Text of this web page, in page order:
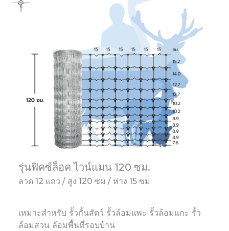
รุ่นฟิคซ์ล็อค ไวน์แมน 120 ซม.
ลวด 12 แถว / สูง 120 ซม / ห่าง 15 ซม
เหมาะสำหรับ รั้วกั้นสัตว์ รั้วล้อมแพะ รั้วล้อมแกะ รั้ว
ล้อมสวน ล้อมพื้นที่รอบบ้าน